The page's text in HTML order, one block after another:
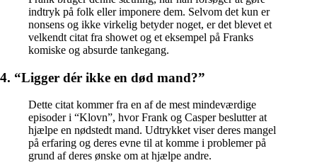
indtryk på folk eller imponere dem. Selvom det kun er
nonsens og ikke virkelig betyder noget, er det blevet et
velkendt citat fra showet og et eksempel på Franks
komiske og absurde tankegang.
4. “Ligger dér ikke en død mand?”
Dette citat kommer fra en af ​​de mest mindeværdige
episoder i “Klovn”, hvor Frank og Casper beslutter at
hjælpe en nødstedt mand. Udtrykket viser deres mangel
på erfaring og deres evne til at komme i problemer på
grund af deres ønske om at hjælpe andre.